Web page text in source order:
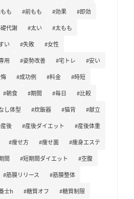
も #前もも #効果
#即効
代謝 #太い
#太もも
い #失敗
#女性
用 #姿勢改善 #宅トレ
#安い
#成功例 #料金
#時短
#朝食 #期間 #毎日
#比較
し体型 #炊飯器 #猫背
#献立
後 #産後ダイエット
#産後体重
#痩せ方 #痩せ菌
#痩身エステ
間 #短期間ダイエット
#空腹
#筋膜リリース
#筋膜整体
士h #糖質オフ #糖質制限